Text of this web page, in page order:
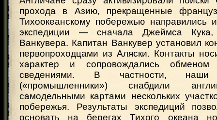
прохода в Азию, прекращенные
Тихоокеанскому побережью направились
экспедиции — сначала Джеймса
Ванкувера. Капитан Ванкувер установил
первопроходцами из Аляски. Контакты
характер и сопровождались обменом
сведениями. В частности, наши
(«промышленники») снабдили
самодельными картами нескольких
побережья. Результаты экспедиций
основать на берегах Тихого океана